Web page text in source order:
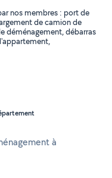
nos membres : port de
de camion de
déménagement, débarras
à